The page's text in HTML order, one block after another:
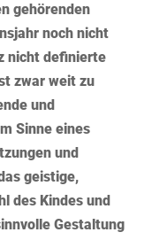
gehörenden
noch nicht
nicht definierte
zwar weit zu
und
Sinne eines
und
geistige,
des Kindes und
Gestaltung